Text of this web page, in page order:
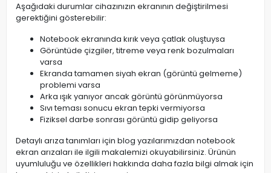
Aşağıdaki durumlar cihazınızın ekranının değiştirilmesi
gerektiğini gösterebilir:
Notebook ekranında kırık veya çatlak oluştuysa
Görüntüde çizgiler, titreme veya renk bozulmaları
varsa
Ekranda tamamen siyah ekran (görüntü gelmeme)
problemi varsa
Arka ışık yanıyor ancak görüntü görünmüyorsa
Sıvı teması sonucu ekran tepki vermiyorsa
Fiziksel darbe sonrası görüntü gidip geliyorsa
Detaylı arıza tanımları için blog yazılarımızdan notebook
ekran arızaları ile ilgili makalemizi okuyabilirsiniz. Ürünün
uyumluluğu ve özellikleri hakkında daha fazla bilgi almak için